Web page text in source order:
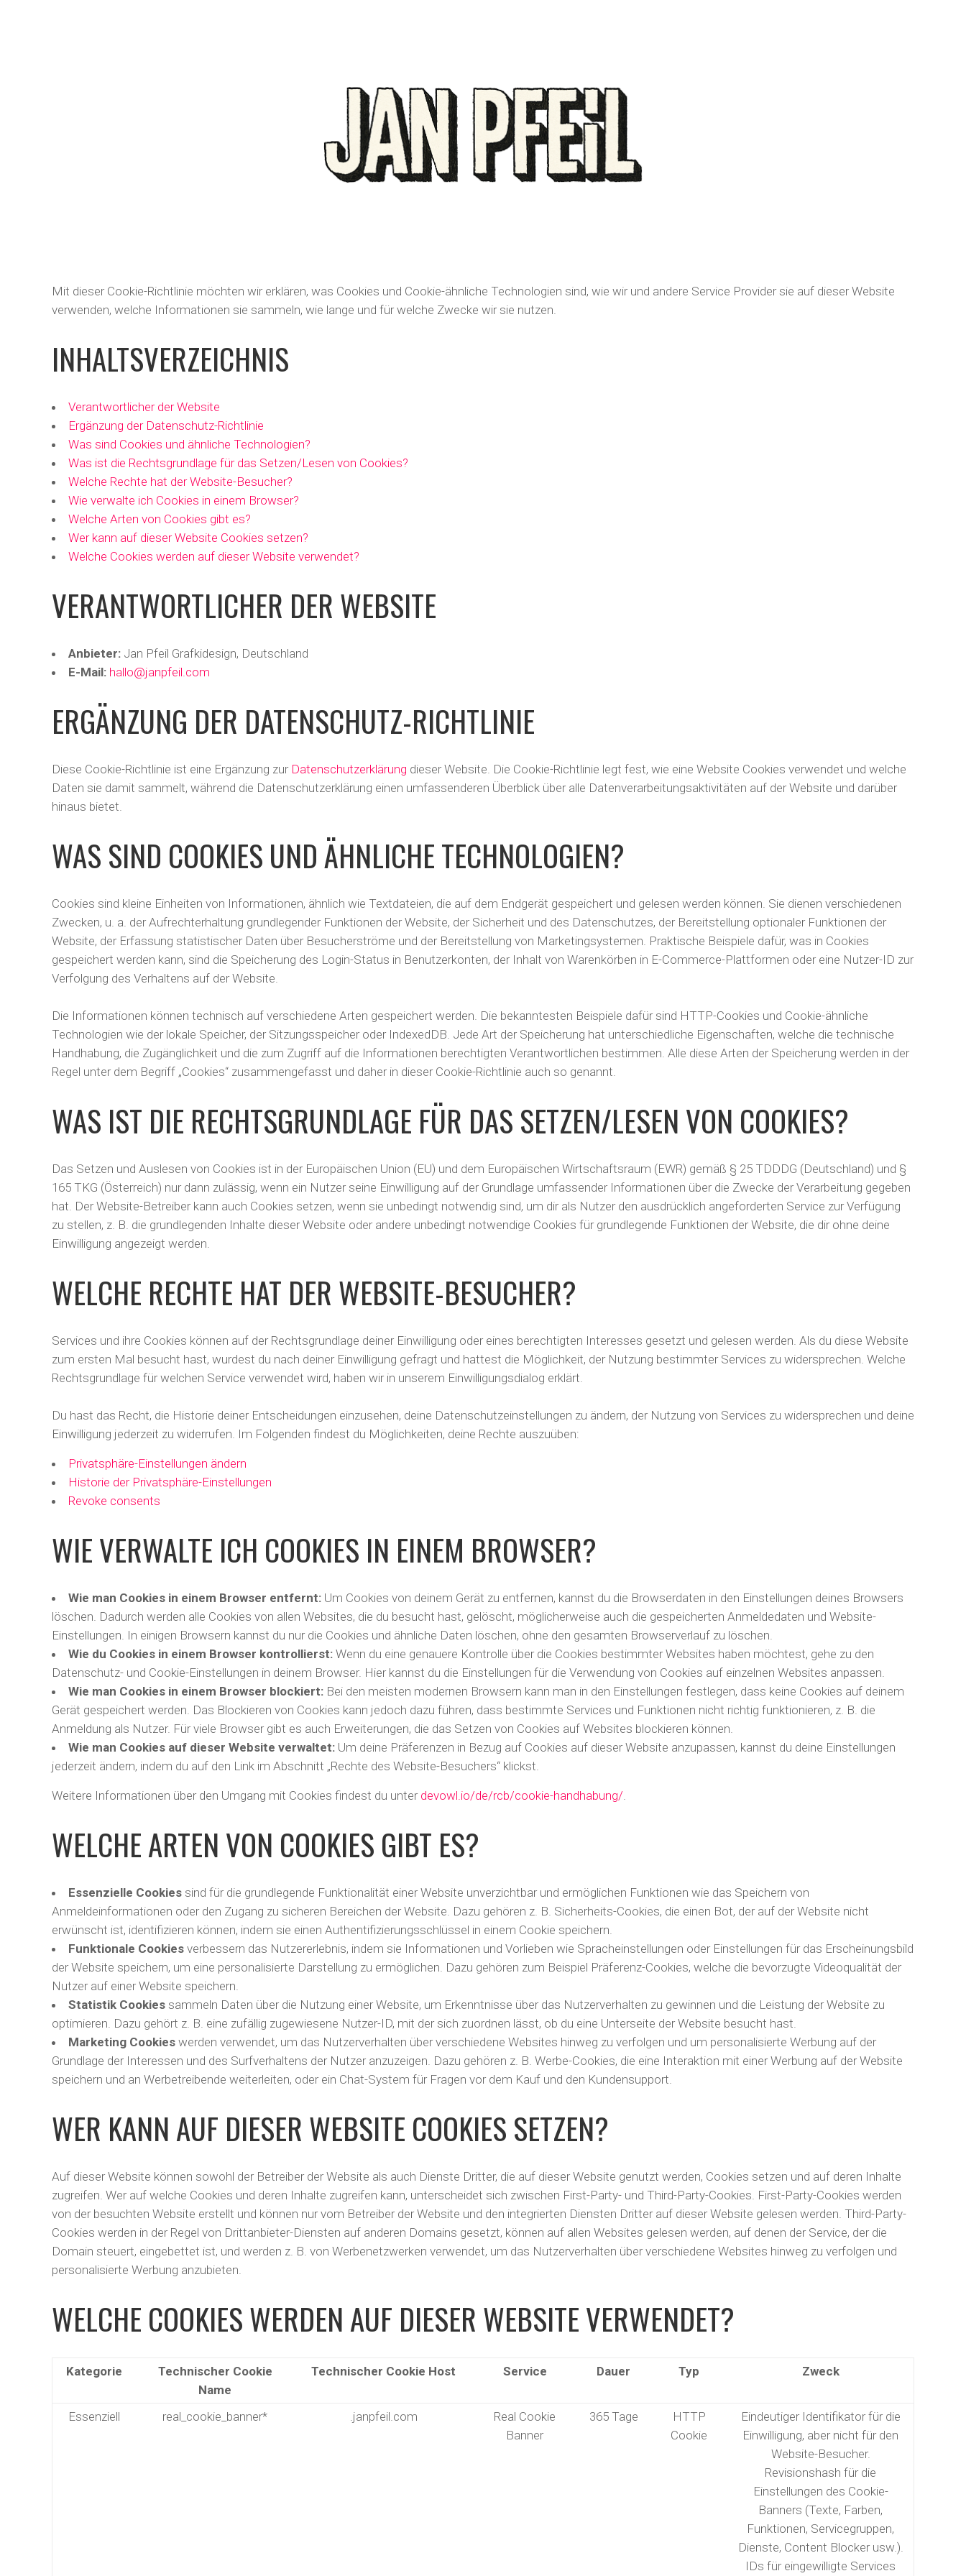
Mit dieser Cookie-Richtlinie möchten wir erklären, was Cookies und Cookie-ähnliche Technologien sind, wie wir und andere Service Provider sie auf dieser Website
verwenden, welche Informationen sie sammeln, wie lange und für welche Zwecke wir sie nutzen.
INHALTSVERZEICHNIS
Verantwortlicher der Website
Ergänzung der Datenschutz-Richtlinie
Was sind Cookies und ähnliche Technologien?
Was ist die Rechtsgrundlage für das Setzen/Lesen von Cookies?
Welche Rechte hat der Website-Besucher?
Wie verwalte ich Cookies in einem Browser?
Welche Arten von Cookies gibt es?
Wer kann auf dieser Website Cookies setzen?
Welche Cookies werden auf dieser Website verwendet?
VERANTWORTLICHER DER WEBSITE
Anbieter: Jan Pfeil Grafkidesign, Deutschland
E-Mail: hallo@janpfeil.com
ERGÄNZUNG DER DATENSCHUTZ-RICHTLINIE
Diese Cookie-Richtlinie ist eine Ergänzung zur Datenschutzerklärung dieser Website. Die Cookie-Richtlinie legt fest, wie eine Website Cookies verwendet und welche
Daten sie damit sammelt, während die Datenschutzerklärung einen umfassenderen Überblick über alle Datenverarbeitungsaktivitäten auf der Website und darüber
hinaus bietet.
WAS SIND COOKIES UND ÄHNLICHE TECHNOLOGIEN?
Cookies sind kleine Einheiten von Informationen, ähnlich wie Textdateien, die auf dem Endgerät gespeichert und gelesen werden können. Sie dienen verschiedenen
Zwecken, u. a. der Aufrechterhaltung grundlegender Funktionen der Website, der Sicherheit und des Datenschutzes, der Bereitstellung optionaler Funktionen der
Website, der Erfassung statistischer Daten über Besucherströme und der Bereitstellung von Marketingsystemen. Praktische Beispiele dafür, was in Cookies
gespeichert werden kann, sind die Speicherung des Login-Status in Benutzerkonten, der Inhalt von Warenkörben in E-Commerce-Plattformen oder eine Nutzer-ID zur
Verfolgung des Verhaltens auf der Website.
Die Informationen können technisch auf verschiedene Arten gespeichert werden. Die bekanntesten Beispiele dafür sind HTTP-Cookies und Cookie-ähnliche
Technologien wie der lokale Speicher, der Sitzungsspeicher oder IndexedDB. Jede Art der Speicherung hat unterschiedliche Eigenschaften, welche die technische
Handhabung, die Zugänglichkeit und die zum Zugriff auf die Informationen berechtigten Verantwortlichen bestimmen. Alle diese Arten der Speicherung werden in der
Regel unter dem Begriff „Cookies“ zusammengefasst und daher in dieser Cookie-Richtlinie auch so genannt.
WAS IST DIE RECHTSGRUNDLAGE FÜR DAS SETZEN/LESEN VON COOKIES?
Das Setzen und Auslesen von Cookies ist in der Europäischen Union (EU) und dem Europäischen Wirtschaftsraum (EWR) gemäß § 25 TDDDG (Deutschland) und §
165 TKG (Österreich) nur dann zulässig, wenn ein Nutzer seine Einwilligung auf der Grundlage umfassender Informationen über die Zwecke der Verarbeitung gegeben
hat. Der Website-Betreiber kann auch Cookies setzen, wenn sie unbedingt notwendig sind, um dir als Nutzer den ausdrücklich angeforderten Service zur Verfügung
zu stellen, z. B. die grundlegenden Inhalte dieser Website oder andere unbedingt notwendige Cookies für grundlegende Funktionen der Website, die dir ohne deine
Einwilligung angezeigt werden.
WELCHE RECHTE HAT DER WEBSITE-BESUCHER?
Services und ihre Cookies können auf der Rechtsgrundlage deiner Einwilligung oder eines berechtigten Interesses gesetzt und gelesen werden. Als du diese Website
zum ersten Mal besucht hast, wurdest du nach deiner Einwilligung gefragt und hattest die Möglichkeit, der Nutzung bestimmter Services zu widersprechen. Welche
Rechtsgrundlage für welchen Service verwendet wird, haben wir in unserem Einwilligungsdialog erklärt.
Du hast das Recht, die Historie deiner Entscheidungen einzusehen, deine Datenschutzeinstellungen zu ändern, der Nutzung von Services zu widersprechen und deine
Einwilligung jederzeit zu widerrufen. Im Folgenden findest du Möglichkeiten, deine Rechte auszuüben:
Privatsphäre-Einstellungen ändern
Historie der Privatsphäre-Einstellungen
Revoke consents
WIE VERWALTE ICH COOKIES IN EINEM BROWSER?
Wie man Cookies in einem Browser entfernt: Um Cookies von deinem Gerät zu entfernen, kannst du die Browserdaten in den Einstellungen deines Browsers
löschen. Dadurch werden alle Cookies von allen Websites, die du besucht hast, gelöscht, möglicherweise auch die gespeicherten Anmeldedaten und Website-
Einstellungen. In einigen Browsern kannst du nur die Cookies und ähnliche Daten löschen, ohne den gesamten Browserverlauf zu löschen.
Wie du Cookies in einem Browser kontrollierst: Wenn du eine genauere Kontrolle über die Cookies bestimmter Websites haben möchtest, gehe zu den
Datenschutz- und Cookie-Einstellungen in deinem Browser. Hier kannst du die Einstellungen für die Verwendung von Cookies auf einzelnen Websites anpassen.
Wie man Cookies in einem Browser blockiert: Bei den meisten modernen Browsern kann man in den Einstellungen festlegen, dass keine Cookies auf deinem
Gerät gespeichert werden. Das Blockieren von Cookies kann jedoch dazu führen, dass bestimmte Services und Funktionen nicht richtig funktionieren, z. B. die
Anmeldung als Nutzer. Für viele Browser gibt es auch Erweiterungen, die das Setzen von Cookies auf Websites blockieren können.
Wie man Cookies auf dieser Website verwaltet: Um deine Präferenzen in Bezug auf Cookies auf dieser Website anzupassen, kannst du deine Einstellungen
jederzeit ändern, indem du auf den Link im Abschnitt „Rechte des Website-Besuchers“ klickst.
Weitere Informationen über den Umgang mit Cookies findest du unter devowl.io/de/rcb/cookie-handhabung/.
WELCHE ARTEN VON COOKIES GIBT ES?
Essenzielle Cookies sind für die grundlegende Funktionalität einer Website unverzichtbar und ermöglichen Funktionen wie das Speichern von
Anmeldeinformationen oder den Zugang zu sicheren Bereichen der Website. Dazu gehören z. B. Sicherheits-Cookies, die einen Bot, der auf der Website nicht
erwünscht ist, identifizieren können, indem sie einen Authentifizierungsschlüssel in einem Cookie speichern.
Funktionale Cookies verbessern das Nutzererlebnis, indem sie Informationen und Vorlieben wie Spracheinstellungen oder Einstellungen für das Erscheinungsbild
der Website speichern, um eine personalisierte Darstellung zu ermöglichen. Dazu gehören zum Beispiel Präferenz-Cookies, welche die bevorzugte Videoqualität der
Nutzer auf einer Website speichern.
Statistik Cookies sammeln Daten über die Nutzung einer Website, um Erkenntnisse über das Nutzerverhalten zu gewinnen und die Leistung der Website zu
optimieren. Dazu gehört z. B. eine zufällig zugewiesene Nutzer-ID, mit der sich zuordnen lässt, ob du eine Unterseite der Website besucht hast.
Marketing Cookies werden verwendet, um das Nutzerverhalten über verschiedene Websites hinweg zu verfolgen und um personalisierte Werbung auf der
Grundlage der Interessen und des Surfverhaltens der Nutzer anzuzeigen. Dazu gehören z. B. Werbe-Cookies, die eine Interaktion mit einer Werbung auf der Website
speichern und an Werbetreibende weiterleiten, oder ein Chat-System für Fragen vor dem Kauf und den Kundensupport.
WER KANN AUF DIESER WEBSITE COOKIES SETZEN?
Auf dieser Website können sowohl der Betreiber der Website als auch Dienste Dritter, die auf dieser Website genutzt werden, Cookies setzen und auf deren Inhalte
zugreifen. Wer auf welche Cookies und deren Inhalte zugreifen kann, unterscheidet sich zwischen First-Party- und Third-Party-Cookies. First-Party-Cookies werden
von der besuchten Website erstellt und können nur vom Betreiber der Website und den integrierten Diensten Dritter auf dieser Website gelesen werden. Third-Party-
Cookies werden in der Regel von Drittanbieter-Diensten auf anderen Domains gesetzt, können auf allen Websites gelesen werden, auf denen der Service, der die
Domain steuert, eingebettet ist, und werden z. B. von Werbenetzwerken verwendet, um das Nutzerverhalten über verschiedene Websites hinweg zu verfolgen und
personalisierte Werbung anzubieten.
WELCHE COOKIES WERDEN AUF DIESER WEBSITE VERWENDET?
Kategorie
Technischer Cookie
Name
Technischer Cookie Host Service Dauer Typ Zweck
Essenziell real_cookie_banner* .janpfeil.com
Real Cookie
Banner
365 Tage
HTTP
Cookie
Eindeutiger Identifikator für die
Einwilligung, aber nicht für den
Website-Besucher.
Revisionshash für die
Einstellungen des Cookie-
Banners (Texte, Farben,
Funktionen, Servicegruppen,
Dienste, Content Blocker usw.).
IDs für eingewilligte Services